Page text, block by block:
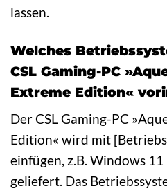
lassen.
Welches
CSL Gaming-PC
Extreme Edition«
Der CSL Gaming-PC
Edition« wird mit
einfügen, z.B. Windows
geliefert. Das